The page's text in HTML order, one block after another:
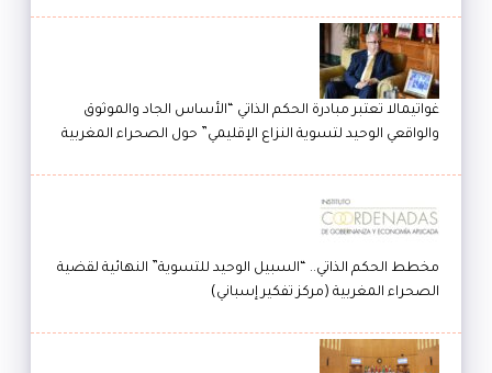
غواتيمالا تعتبر مبادرة الحكم الذاتي “الأساس الجاد والموثوق
والواقعي الوحيد لتسوية النزاع الإقليمي” حول الصحراء المغربية
مخطط الحكم الذاتي.. “السبيل الوحيد للتسوية” النهائية لقضية
الصحراء المغربية (مركز تفكير إسباني)